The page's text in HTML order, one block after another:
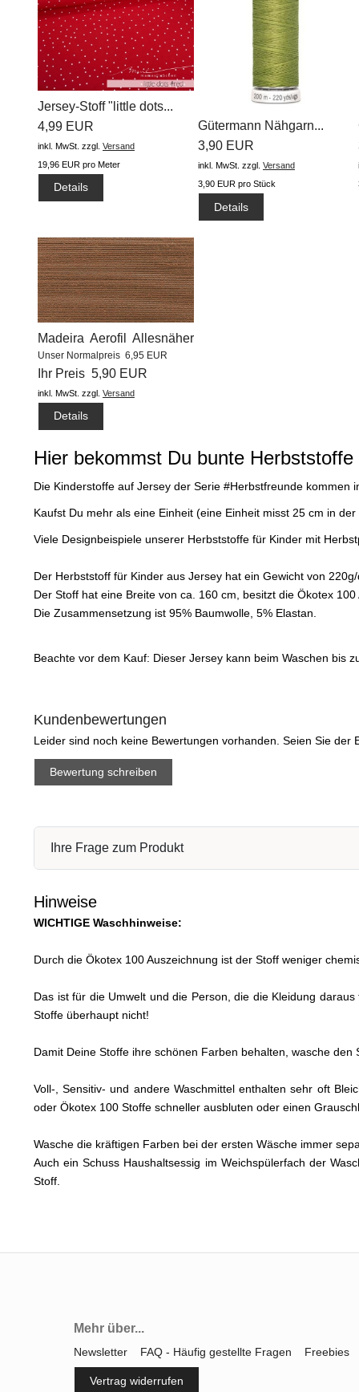
Jersey-Stoff "little dots...
4,99 EUR
inkl. MwSt. zzgl. Versand
19,96 EUR pro Meter
Details
Gütermann Nähgarn...
3,90 EUR
inkl. MwSt. zzgl. Versand
3,90 EUR pro Stück
Details
Madeira Aerofil Allesnäher
(1000m) #8658
Unser Normalpreis 6,95 EUR
Ihr Preis 5,90 EUR
inkl. MwSt. zzgl. Versand
Details
Hier bekommst Du bunte
Die Kinderstoffe auf Jersey der Serie #Herbstfreunde
Kaufst Du mehr als eine Einheit (eine Einheit misst 25 cm in
Viele Designbeispiele unserer Herbststoffe für Kinder mit
Der Herbststoff für Kinder aus Jersey hat ein Gewicht von
Der Stoff hat eine Breite von ca. 160 cm, besitzt die Ökotex
Die Zusammensetzung ist 95% Baumwolle, 5% Elastan.
Beachte vor dem Kauf: Dieser Jersey kann beim Waschen bis
Kundenbewertungen
Leider sind noch keine Bewertungen vorhanden. Seien Sie der
Bewertung schreiben
Ihre Frage zum Produkt
Hinweise
WICHTIGE Waschhinweise:
Durch die Ökotex 100 Auszeichnung ist der Stoff weniger
Das ist für die Umwelt und die Person, die die Kleidung
Stoffe überhaupt nicht!
Damit Deine Stoffe ihre schönen Farben behalten, wasche den
Voll-, Sensitiv- und andere Waschmittel enthalten sehr oft
oder Ökotex 100 Stoffe schneller ausbluten oder einen
Wasche die kräftigen Farben bei der ersten Wäsche immer
Auch ein Schuss Haushaltsessig im Weichspülerfach der
Stoff.
Mehr über...
Newsletter FAQ - Häufig gestellte Fragen Freebies
Vertrag widerrufen